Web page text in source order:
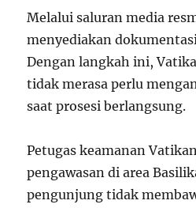
Melalui saluran media
menyediakan
Dengan langkah ini,
tidak merasa perlu
saat prosesi berlangsung.
Petugas keamanan
pengawasan di area
pengunjung tidak